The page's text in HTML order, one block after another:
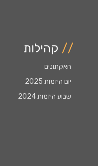
// קהילות
האקתונים
יום היזמות 2025
שבוע היזמות 2024